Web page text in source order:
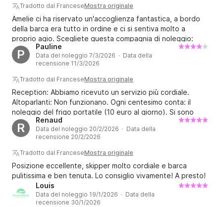
Tradotto dal FranceseMostra originale
Amelie ci ha riservato un'accoglienza fantastica, a bordo
della barca era tutto in ordine e ci si sentiva molto a
proprio agio. Scegliete questa compagnia di noleggio:
offre un ottimo rapporto qualità-prezzo. La consiglio
vivamente.
P
Pauline
Data del noleggio 7/3/2026 · Data della
recensione 11/3/2026
Tradotto dal FranceseMostra originale
Reception: Abbiamo ricevuto un servizio più cordiale.
Altoparlanti: Non funzionano. Ogni centesimo conta: il
noleggio del frigo portatile (10 euro al giorno). Si sono
rifiutati di prestarci una torcia per il wakeboard.
R
Renaud
Data del noleggio 20/2/2026 · Data della
recensione 20/2/2026
Tradotto dal FranceseMostra originale
Posizione eccellente, skipper molto cordiale e barca
pulitissima e ben tenuta. Lo consiglio vivamente! A presto!
Louis
Data del noleggio 19/1/2026 · Data della
recensione 30/1/2026